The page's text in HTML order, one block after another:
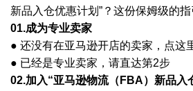
新品入仓优惠计划”？这份保姆级的
01.成为专业卖家
● 还没有在亚马逊开店的卖家，点这
● 已经是专业卖家，请直达第2步
02.加入“亚马逊物流（FBA）新品入